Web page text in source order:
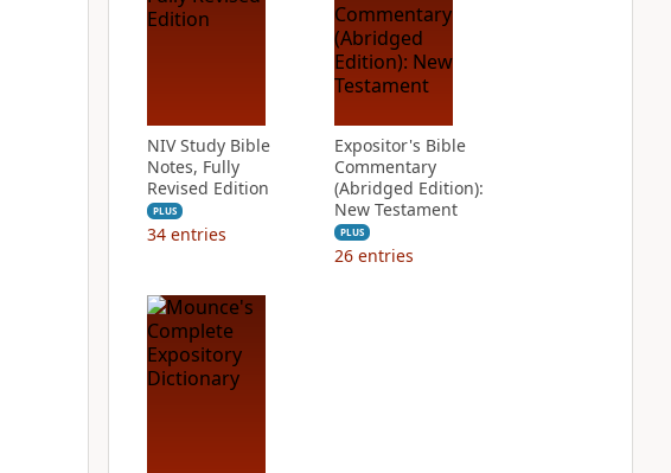
NIV Study Bible
Notes, Fully
Revised Edition
PLUS
34 entries
Expositor's Bible
Commentary
(Abridged Edition):
New Testament
PLUS
26 entries